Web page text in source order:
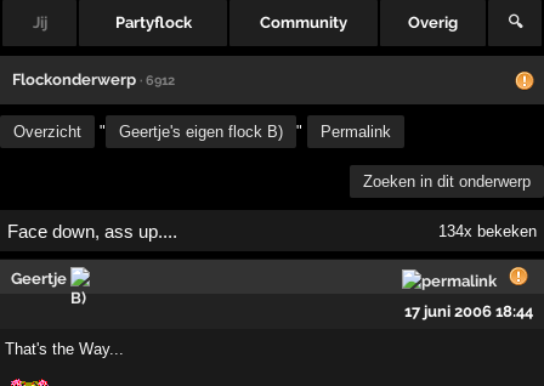
Jij Partyflock Community Overig 🔍
Flockonderwerp · 6912
Overzicht " Geertje's eigen flock B) " Permalink
Zoeken in dit onderwerp
Face down, ass up.... 134x bekeken
Geertje
17 juni 2006 18:44
That's the Way...